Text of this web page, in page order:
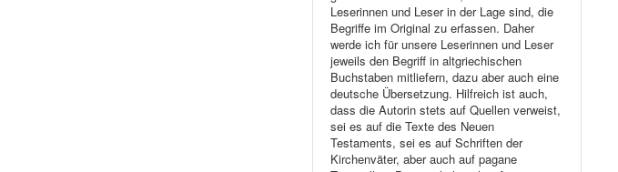
Leserinnen und Leser in der Lage sind, die
Begriffe im Original zu erfassen. Daher
werde ich für unsere Leserinnen und Leser
jeweils den Begriff in altgriechischen
Buchstaben mitliefern, dazu aber auch eine
deutsche Übersetzung. Hilfreich ist auch,
dass die Autorin stets auf Quellen verweist,
sei es auf die Texte des Neuen
Testaments, sei es auf Schriften der
Kirchenväter, aber auch auf pagane